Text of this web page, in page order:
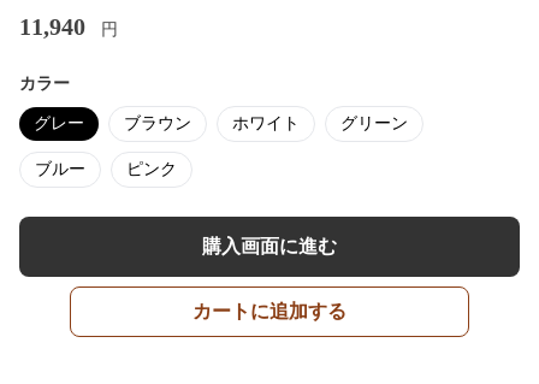
11,940 円
カラー
グレー ブラウン ホワイト グリーン
ブルー ピンク
購入画面に進む
カートに追加する